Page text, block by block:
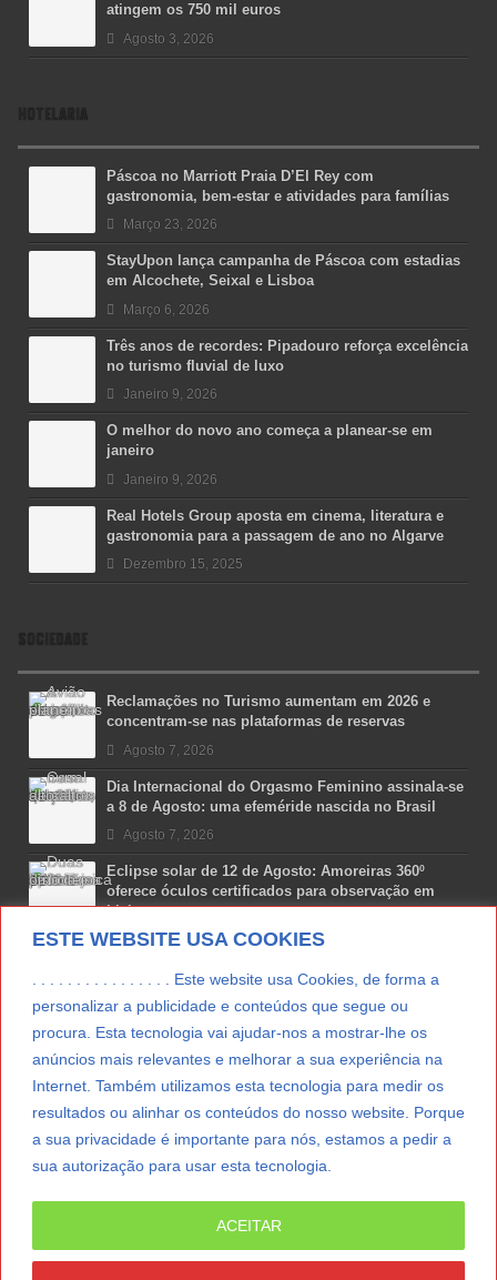
ESTE WEBSITE USA COOKIES
. . . . . . . . . . . . . . . . Este website usa Cookies, de forma a
personalizar a publicidade e conteúdos que segue ou
procura. Esta tecnologia vai ajudar-nos a mostrar-lhe os
anúncios mais relevantes e melhorar a sua experiência na
Internet. Também utilizamos esta tecnologia para medir os
resultados ou alinhar os conteúdos do nosso website. Porque
a sua privacidade é importante para nós, estamos a pedir a
sua autorização para usar esta tecnologia.
ACEITAR
atingem os 750 mil euros
Agosto 3, 2026
HOTELARIA
Páscoa no Marriott Praia D’El Rey com
gastronomia, bem-estar e atividades para famílias
Março 23, 2026
StayUpon lança campanha de Páscoa com estadias
em Alcochete, Seixal e Lisboa
Março 6, 2026
Três anos de recordes: Pipadouro reforça excelência
no turismo fluvial de luxo
Janeiro 9, 2026
O melhor do novo ano começa a planear-se em
janeiro
Janeiro 9, 2026
Real Hotels Group aposta em cinema, literatura e
gastronomia para a passagem de ano no Algarve
Dezembro 15, 2025
SOCIEDADE
Reclamações no Turismo aumentam em 2026 e
concentram-se nas plataformas de reservas
Agosto 7, 2026
Dia Internacional do Orgasmo Feminino assinala-se
a 8 de Agosto: uma efeméride nascida no Brasil
Agosto 7, 2026
Eclipse solar de 12 de Agosto: Amoreiras 360º
oferece óculos certificados para observação em
Lisboa
Agosto 7, 2026
Lua Afonso vence prémio internacional de liderança
Agosto 7, 2026
Preparar o carro para as férias de Verão
Agosto 5, 2026